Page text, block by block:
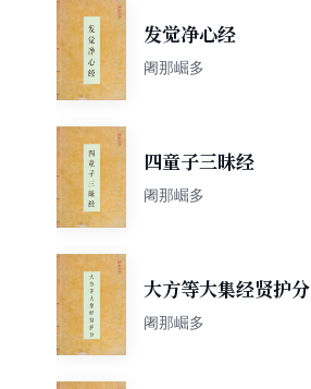
发觉净心经
阇那崛多
四童子三昧经
阇那崛多
大方等大集经贤护分
阇那崛多